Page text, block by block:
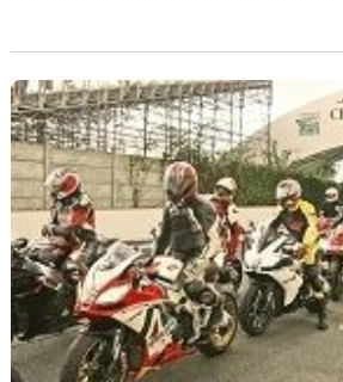
MotoGP que le Superbike, soit les
l'univers de la vitesse moto.